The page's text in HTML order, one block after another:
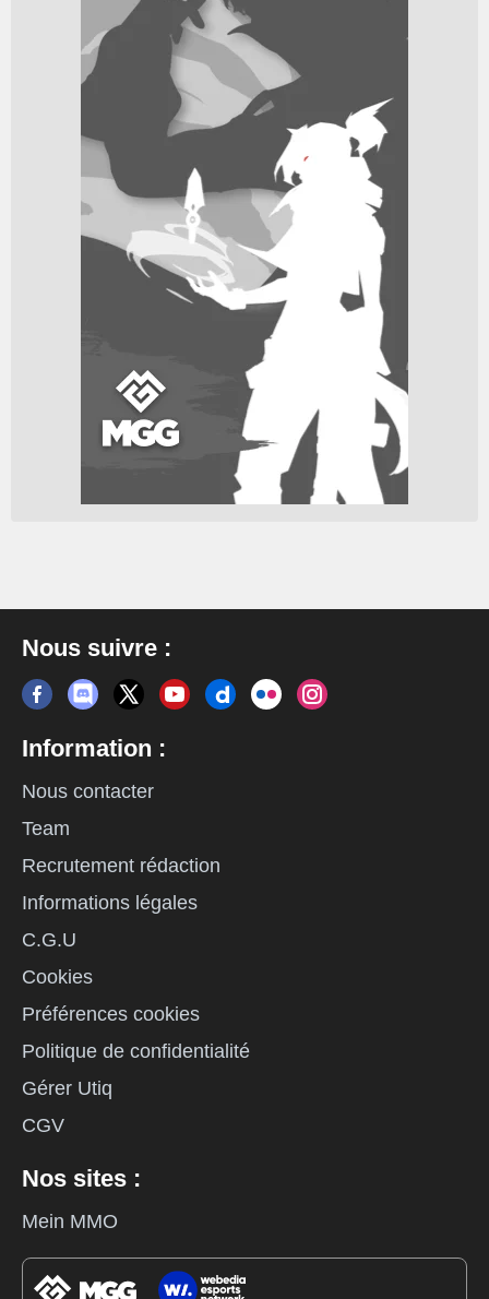
Nous suivre :
Information :
Nous contacter
Team
Recrutement rédaction
Informations légales
C.G.U
Cookies
Préférences cookies
Politique de confidentialité
Gérer Utiq
CGV
Nos sites :
Mein MMO